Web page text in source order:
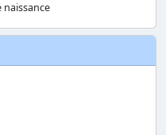
naissance